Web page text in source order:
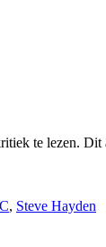
te lezen. Dit
, Steve Hayden